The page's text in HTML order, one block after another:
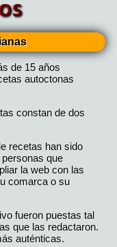
de 15 años
autoctonas
constan de dos
recetas han sido
que
la web con las
comarca o su
fueron puestas tal
que las redactaron.
auténticas.